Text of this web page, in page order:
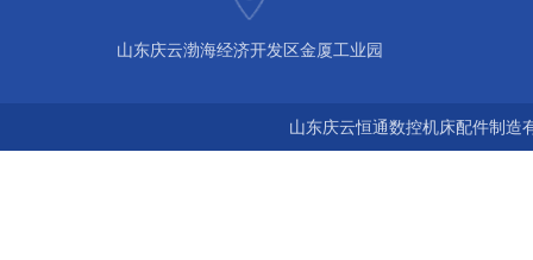
山东庆云渤海经济开发区金厦工业园
山东庆云恒通数控机床配件制